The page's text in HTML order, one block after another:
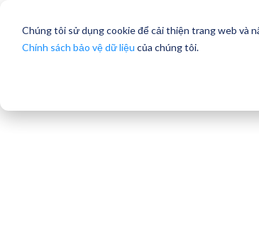
Chúng tôi sử dụng cookie để cải thiện trang web và
Chính sách bảo vệ dữ liệu của chúng tôi.